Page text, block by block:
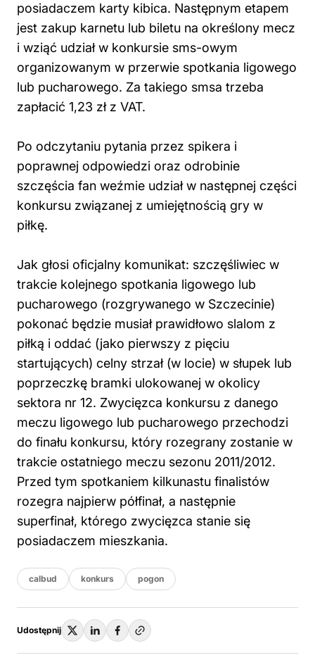
posiadaczem karty kibica. Następnym etapem
jest zakup karnetu lub biletu na określony mecz
i wziąć udział w konkursie sms-owym
organizowanym w przerwie spotkania ligowego
lub pucharowego. Za takiego smsa trzeba
zapłacić 1,23 zł z VAT.
Po odczytaniu pytania przez spikera i
poprawnej odpowiedzi oraz odrobinie
szczęścia fan weźmie udział w następnej części
konkursu związanej z umiejętnością gry w
piłkę.
Jak głosi oficjalny komunikat: szczęśliwiec w
trakcie kolejnego spotkania ligowego lub
pucharowego (rozgrywanego w Szczecinie)
pokonać będzie musiał prawidłowo slalom z
piłką i oddać (jako pierwszy z pięciu
startujących) celny strzał (w locie) w słupek lub
poprzeczkę bramki ulokowanej w okolicy
sektora nr 12. Zwycięzca konkursu z danego
meczu ligowego lub pucharowego przechodzi
do finału konkursu, który rozegrany zostanie w
trakcie ostatniego meczu sezonu 2011/2012.
Przed tym spotkaniem kilkunastu finalistów
rozegra najpierw półfinał, a następnie
superfinał, którego zwycięzca stanie się
posiadaczem mieszkania.
calbud konkurs pogon
Udostępnij